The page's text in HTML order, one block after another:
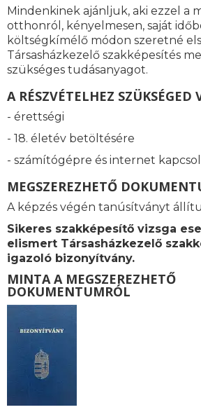
Mindenkinek ajánljuk, aki ezzel a
otthonról, kényelmesen, saját
költségkímélő módon szeretné
Társasházkezelő szakképesítés
szükséges tudásanyagot.
A RÉSZVÉTELHEZ SZÜKSÉGED
- érettségi
- 18. életév betöltésére
- számítógépre és internet
MEGSZEREZHETŐ
A képzés végén tanúsítványt
Sikeres szakképesítő vizsga
elismert Társasházkezelő
igazoló bizonyítvány.
MINTA A MEGSZEREZHETŐ
DOKUMENTUMRÓL